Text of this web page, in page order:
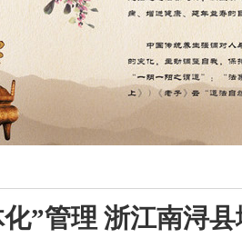
”管理 浙江南浔